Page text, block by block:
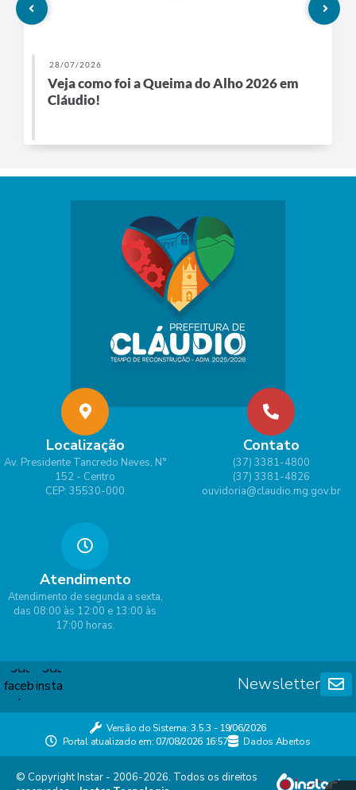
28/07/2026
Veja como foi a Queima do Alho 2026 em
Cláudio!
Localização
Av. Presidente Tancredo Neves, N°
152 - Centro
CEP: 35530-000
Contato
(37) 3381-4800
(37) 3381-4826
ouvidoria@claudio.mg.gov.br
Atendimento
Atendimento de segunda a sexta,
das 08:00 às 12:00 e 13:00 às
17:00 horas.
Newsletter
Versão do Sistema:3.5.3 - 19/06/2026
Portal atualizado em:07/08/2026 16:57 Dados Abertos
© Copyright Instar - 2006-2026. Todos os direitos